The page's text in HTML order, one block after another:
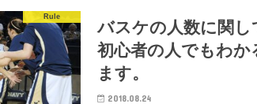
Rule
バスケの人数に関し
初心者の人でもわ
ます。
2018.08.24